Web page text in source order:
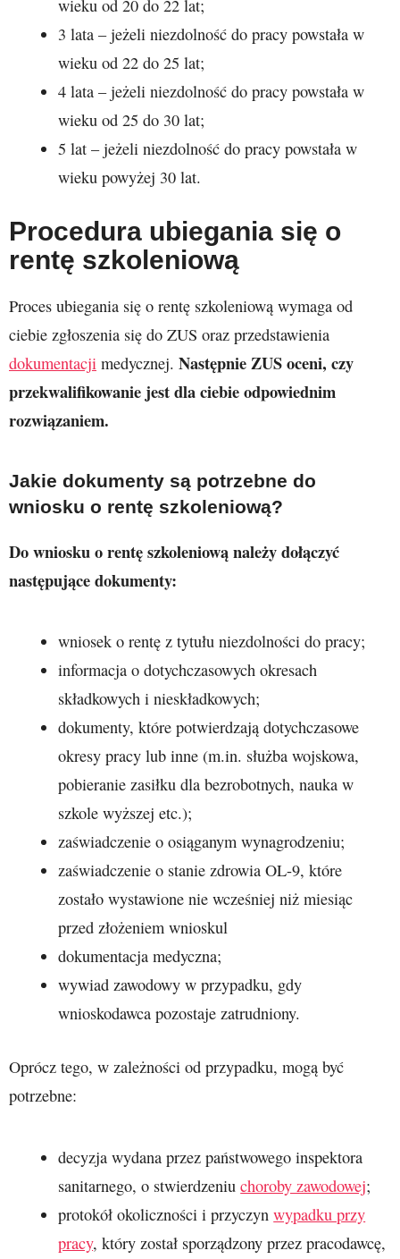
wieku od 20 do 22 lat;
3 lata – jeżeli niezdolność do pracy powstała w
wieku od 22 do 25 lat;
4 lata – jeżeli niezdolność do pracy powstała w
wieku od 25 do 30 lat;
5 lat – jeżeli niezdolność do pracy powstała w
wieku powyżej 30 lat.
Procedura ubiegania się o
rentę szkoleniową
Proces ubiegania się o rentę szkoleniową wymaga od
ciebie zgłoszenia się do ZUS oraz przedstawienia
dokumentacji medycznej. Następnie ZUS oceni, czy
przekwalifikowanie jest dla ciebie odpowiednim
rozwiązaniem.
Jakie dokumenty są potrzebne do
wniosku o rentę szkoleniową?
Do wniosku o rentę szkoleniową należy dołączyć
następujące dokumenty:
wniosek o rentę z tytułu niezdolności do pracy;
informacja o dotychczasowych okresach
składkowych i nieskładkowych;
dokumenty, które potwierdzają dotychczasowe
okresy pracy lub inne (m.in. służba wojskowa,
pobieranie zasiłku dla bezrobotnych, nauka w
szkole wyższej etc.);
zaświadczenie o osiąganym wynagrodzeniu;
zaświadczenie o stanie zdrowia OL-9, które
zostało wystawione nie wcześniej niż miesiąc
przed złożeniem wnioskul
dokumentacja medyczna;
wywiad zawodowy w przypadku, gdy
wnioskodawca pozostaje zatrudniony.
Oprócz tego, w zależności od przypadku, mogą być
potrzebne:
decyzja wydana przez państwowego inspektora
sanitarnego, o stwierdzeniuchoroby zawodowej;
protokół okoliczności i przyczynwypadku przy
pracy, który został sporządzony przez pracodawcę,